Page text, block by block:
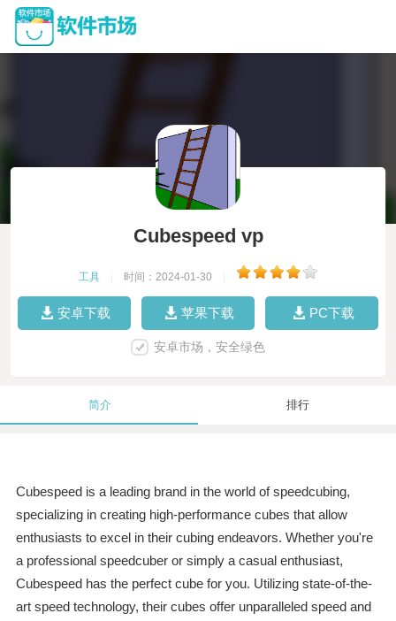
Cubespeed vp
工具 时间：2024-01-30
安卓下载 苹果下载 PC下载
安卓市场，安全绿色
简介 排行
Cubespeed is a leading brand in the world of speedcubing,
specializing in creating high-performance cubes that allow
enthusiasts to excel in their cubing endeavors. Whether you're
a professional speedcuber or simply a casual enthusiast,
Cubespeed has the perfect cube for you. Utilizing state-of-the-
art speed technology, their cubes offer unparalleled speed and